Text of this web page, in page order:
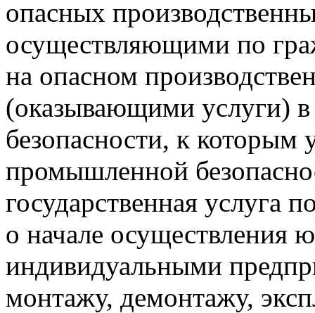
опасных
осуществляющими по
на опасном
(оказывающими услуги)
безопасности, к которым
промышленной
государственная услуга
о начале осуществления
индивидуальными
монтажу, демонтажу,